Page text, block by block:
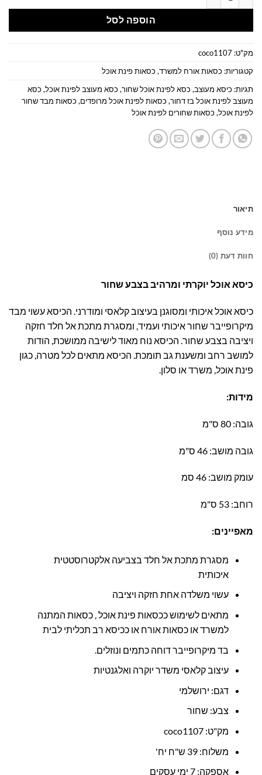
הוספה לסל
מק"ט: coco1107
קטגוריות: כסאות אורח למשרד, כסאות פינת אוכל
תגיות: כיסא מעוצב, כסא לפינת אוכל שחור, כסא מעוצב לפינת אוכל, כסא
מעוצב לפינת אוכל בז דחור, כסאות לפינת אוכל מרופדים, כסאות מבד שחור
לפינת אוכל, כסאות שחורים לפינת אוכל
תיאור
מידע נוסף
חוות דעת (0)
כיסא אוכל יוקרתי ומרהיב בצבע שחור
כיסא אוכל איכותי ומסוגנן בעיצוב קלאסי ומודרני. הכיסא עשוי מבד
מיקרופייבר שחור איכותי ועמיד, ומסגרת מתכת אל חלד חזקה
ויציבה בצבע שחור. הכיסא נוח מאוד לישיבה ממושכת, הודות
למושב רחב ומשענת גב תומכת. הכיסא מתאים לכל מטרה, כגון
פינת אוכל, משרד או סלון.
מידות:
גובה: 80 ס"מ
גובה מושב: 46 ס"מ
עומק מושב: 46 סמ
רוחב: 53 ס"מ
מאפיינים:
מסגרת מתכת אל חלד בצביעה אלקטרוסטטית
איכותית
עשוי משלדה אחת חזקה ויציבה
מתאים לשימוש ככסאות פינת אוכל , כסאות המתנה
למשרד או כסאות אורח או ככיסא רב תכליתי לבית
בד מיקרופייבר דוחה כתמים ונוזלים.
עיצוב קלאסי משדר יוקרה ואלגנטיות
דגם: ירושלמי
צבע: שחור
מק"ט: coco1107
משלוח: 39 ש"ח יח'
אספקה: 7 ימי עסקים